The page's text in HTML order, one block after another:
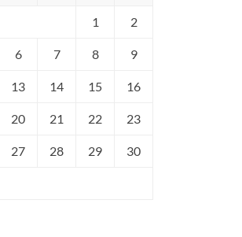
1 2
6 7 8 9
13 14 15 16
20 21 22 23
27 28 29 30